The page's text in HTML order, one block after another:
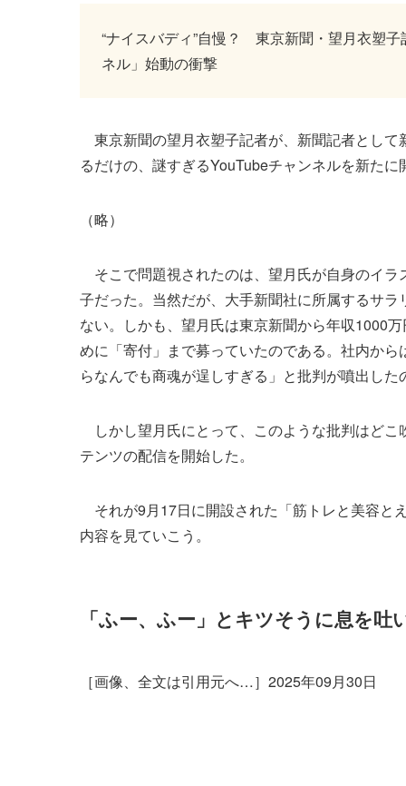
“ナイスバディ”自慢？ 東京新聞・望月衣塑子
ネル」始動の衝撃
東京新聞の望月衣塑子記者が、新聞記者とし
るだけの、謎すぎるYouTubeチャンネルを新た
（略）
そこで問題視されたのは、望月氏が自身のイラ
子だった。当然だが、大手新聞社に所属するサ
ない。しかも、望月氏は東京新聞から年収1000
めに「寄付」まで募っていたのである。社内か
らなんでも商魂が逞しすぎる」と批判が噴出した
しかし望月氏にとって、このような批判はど
テンツの配信を開始した。
それが9月17日に開設された「筋トレと美容と
内容を見ていこう。
「ふー、ふー」とキツそうに息を吐
［画像、全文は引用元へ…］2025年09月30日
働いて働
コンニュ